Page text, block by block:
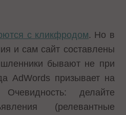
с кликфродом. Но в
и сам сайт составлены
бывают не при
AdWords призывает на
делайте
(релевантные